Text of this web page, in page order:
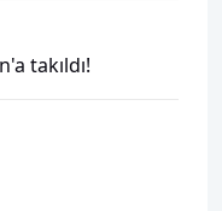
takıldı!